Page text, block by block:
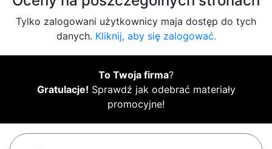
Tylko zalogowani użytkownicy maja dostęp do tych
danych. Kliknij, aby się zalogować.
To Twoja firma?
Gratulacje! Sprawdź jak odebrać materiały
promocyjne!